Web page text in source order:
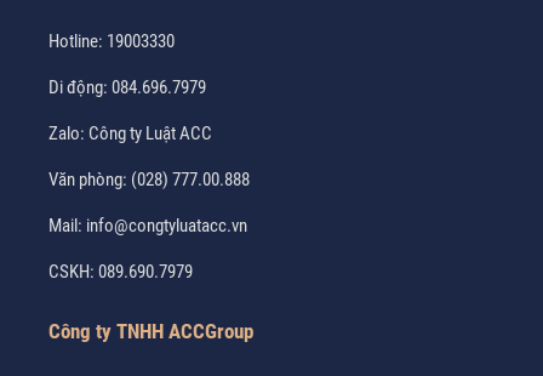
Hotline: 19003330
Di động: 084.696.7979
Zalo: Công ty Luật ACC
Văn phòng: (028) 777.00.888
Mail: info@congtyluatacc.vn
CSKH: 089.690.7979
Công ty TNHH ACCGroup